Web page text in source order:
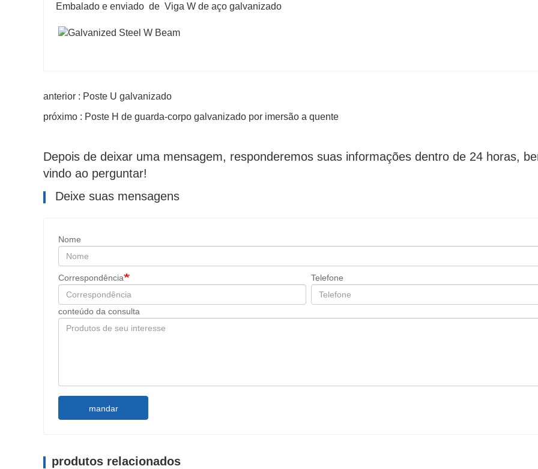
Embalado e enviado de Viga W de aço galvanizado
anterior : Poste U galvanizado
próximo : Poste H de guarda-corpo galvanizado por imersão a quente
Depois de deixar uma mensagem, responderemos suas informações dentro de 24 horas,
vindo ao perguntar!
Deixe suas mensagens
Nome
Correspondência Telefone
conteúdo da consulta
mandar
produtos relacionados